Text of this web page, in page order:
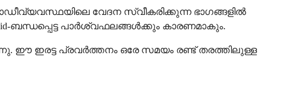
വേദന സ്വീകരിക്കുന്ന ഭാഗങ്ങളിൽ
ബന്ധപ്പെട്ട പാർശ്വഫലങ്ങൾക്കും കാരണമാകും.
ഈ ഇരട്ട പ്രവർത്തനം ഒരേ സമയം രണ്ട് തരത്തിലുള്ള